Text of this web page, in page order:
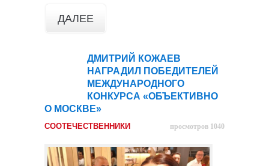
ДАЛЕЕ
ДМИТРИЙ КОЖАЕВ
НАГРАДИЛ ПОБЕДИТЕЛЕЙ
МЕЖДУНАРОДНОГО
КОНКУРСА «ОБЪЕКТИВНО
О МОСКВЕ»
СООТЕЧЕСТВЕННИКИ просмотров 1040